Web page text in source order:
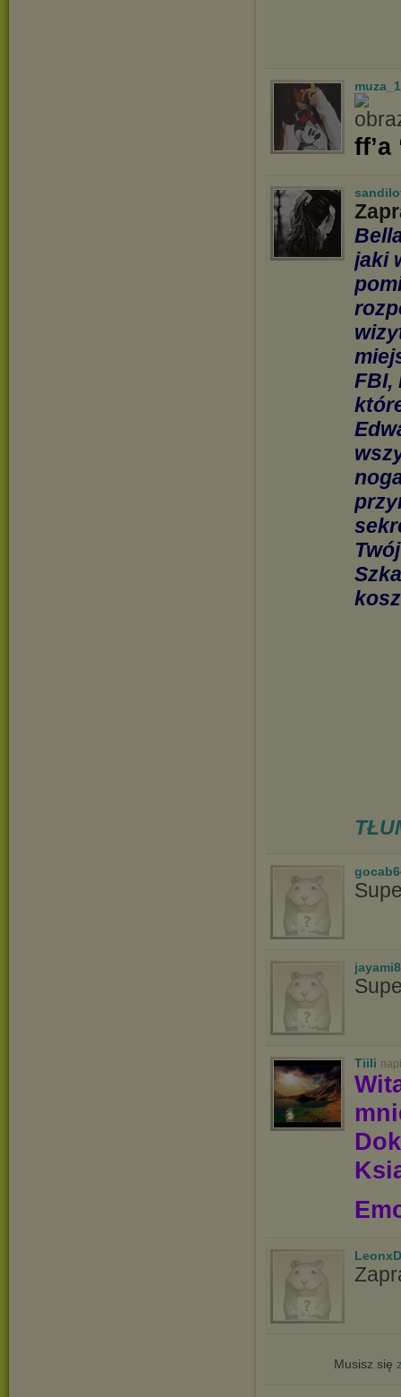
jaki
FBI,
Tiili
Musisz się